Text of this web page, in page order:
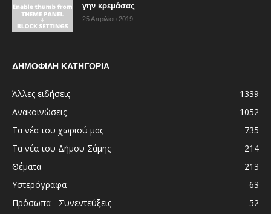
γην κρεμάσας
25 Απριλίου 2019
ΔΗΜΟΦΙΛΗ ΚΑΤΗΓΟΡΙΑ
Άλλες ειδήσεις
1339
Ανακοινώσεις
1052
Τα νέα του χωριού μας
735
Τα νέα του Δήμου Σάμης
214
Θέματα
213
Υστερόγραφα
63
Πρόσωπα - Συνεντεύξεις
52